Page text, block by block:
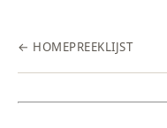
← HOMEPREEKLIJST